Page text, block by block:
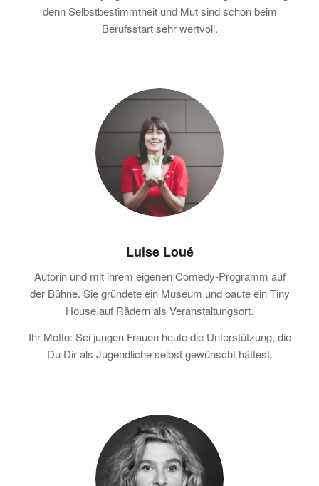
denn Selbstbestimmtheit und Mut sind schon beim
Berufsstart sehr wertvoll.
Luise Loué
Autorin und mit ihrem eigenen Comedy-Programm auf
der Bühne. Sie gründete ein Museum und baute ein Tiny
House auf Rädern als Veranstaltungsort.
Ihr Motto: Sei jungen Frauen heute die Unterstützung, die
Du Dir als Jugendliche selbst gewünscht hättest.